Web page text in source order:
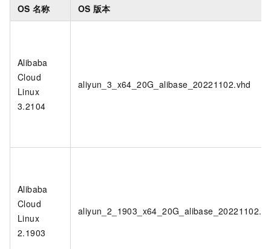
OS 名称 OS 版本
Alibaba
Cloud
Linux
3.2104
aliyun_3_x64_20G_alibase_20221102.vhd
Alibaba
Cloud
Linux
2.1903